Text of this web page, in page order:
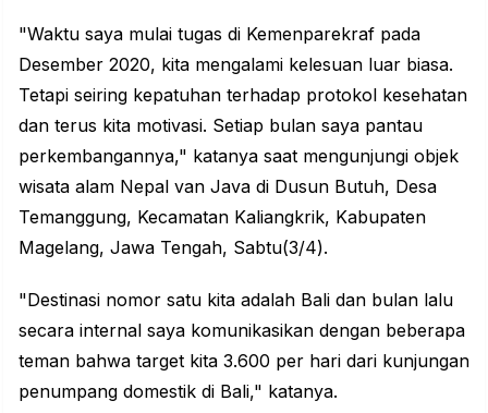
"Waktu saya mulai tugas di Kemenparekraf pada
Desember 2020, kita mengalami kelesuan luar biasa.
Tetapi seiring kepatuhan terhadap protokol kesehatan
dan terus kita motivasi. Setiap bulan saya pantau
perkembangannya," katanya saat mengunjungi objek
wisata alam Nepal van Java di Dusun Butuh, Desa
Temanggung, Kecamatan Kaliangkrik, Kabupaten
Magelang, Jawa Tengah, Sabtu(3/4).
"Destinasi nomor satu kita adalah Bali dan bulan lalu
secara internal saya komunikasikan dengan beberapa
teman bahwa target kita 3.600 per hari dari kunjungan
penumpang domestik di Bali," katanya.